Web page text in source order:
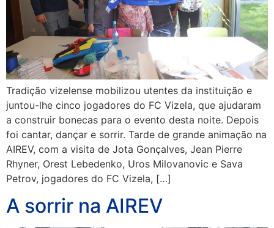
Tradição vizelense mobilizou utentes da instituição e
juntou-lhe cinco jogadores do FC Vizela, que ajudaram
a construir bonecas para o evento desta noite. Depois
foi cantar, dançar e sorrir. Tarde de grande animação na
AIREV, com a visita de Jota Gonçalves, Jean Pierre
Rhyner, Orest Lebedenko, Uros Milovanovic e Sava
Petrov, jogadores do FC Vizela, […]
A sorrir na AIREV